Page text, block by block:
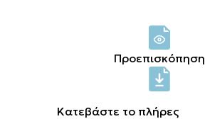
Προεπισκόπηση
Κατεβάστε το πλήρες